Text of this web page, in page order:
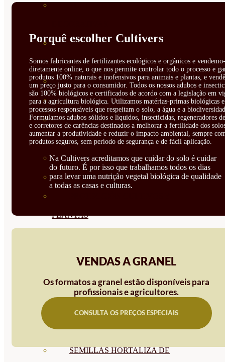
SUSTRATOS Y
CORRECTORES DE
CARENCIAS
ENRAIZANTES
MADURACIÓN Y ENGORDE
REGENERADORES DEL
SUELO
ÁCIDOS HÚMICOS
MATERIAS PRIMAS
PLANTAS
VER TODAS
BIODINÁMICAS DEMETER
HORTALIZA FRUTO
SEMILLAS HORTALIZA DE
Porquê escolher Cultivers
Somos fabricantes de fertilizantes ecológicos e orgânicos e
diretamente online, o que nos permite controlar todo o processo e
produtos 100% naturais e inofensivos para animais e plantas, e
um preço justo para o consumidor. Todos os nossos adubos e
são 100% biológicos e certificados de acordo com a legislação em
para a agricultura biológica. Utilizamos matérias-primas biológicas e
processos responsáveis que respeitam o solo, a água e a
Formulamos adubos sólidos e líquidos, insecticidas, regeneradores
e corretores de carências destinados a melhorar a fertilidade dos
aumentar a produtividade e reduzir o impacto ambiental, sempre
produtos seguros, sem período de segurança e de fácil aplicação.
Na Cultivers acreditamos que cuidar do solo é cuidar
do futuro. É por isso que trabalhamos todos os dias
para levar uma nutrição vegetal biológica de qualidade
a todas as casas e culturas.
VENDAS A GRANEL
Os formatos a granel estão disponíveis para
profissionais e agricultores.
CONSULTA OS PREÇOS ESPECIAIS